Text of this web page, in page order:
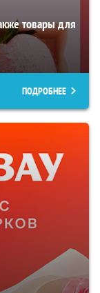
товары для
ПОДРОБНЕЕ